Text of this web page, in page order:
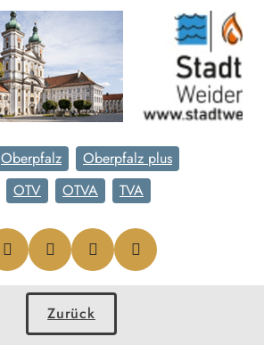
Oberpfalz
Oberpfalz plus
OTV OTVA TVA
Zurück